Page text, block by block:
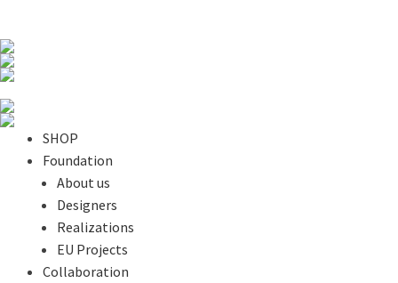
SHOP
Foundation
About us
Designers
Realizations
EU Projects
Collaboration